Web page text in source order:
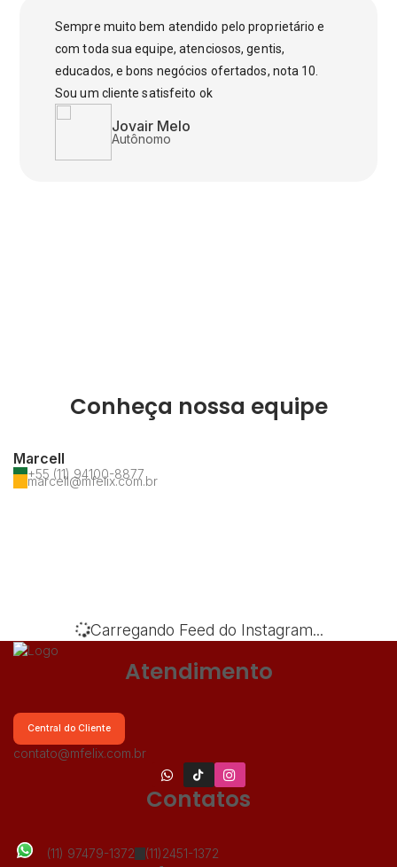
Jovair Melo
Autônomo
Sempre muito bem atendido pelo proprietário e
com toda sua equipe, atenciosos, gentis,
educados, e bons negócios ofertados, nota 10.
Sou um cliente satisfeito ok
Conheça nossa equipe
Marcell
+55 (11) 94100-8877
marcell@mfelix.com.br
Carregando Feed do Instagram...
Atendimento
Central do Cliente
contato@mfelix.com.br
Contatos
(11) 97479-1372 (11)2451-1372